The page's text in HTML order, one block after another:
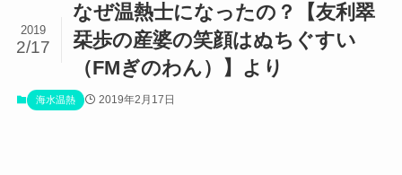
なぜ温熱士になったの？【友利翠
栞歩の産婆の笑顔はぬちぐすい
（FMぎのわん）】より
2019
2/17
海水温熱 2019年2月17日